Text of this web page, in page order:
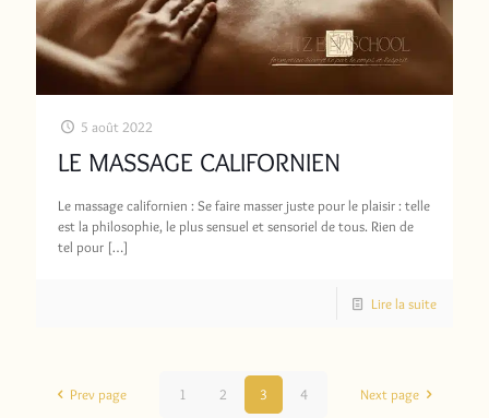
5 août 2022
LE MASSAGE CALIFORNIEN
Le massage californien : Se faire masser juste pour le plaisir : telle
est la philosophie, le plus sensuel et sensoriel de tous. Rien de
tel pour […]
Lire la suite
Prev page 1 2 3 4 Next page